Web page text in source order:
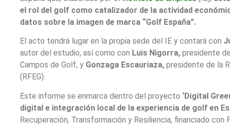
el rol del golf como catalizador de la actividad
datos sobre la imagen de marca “Golf España”.
El acto tendrá lugar en la propia sede del IE y contará con
autor del estudio, así como con Luis Nigorra, presidente
Campos de Golf, y Gonzaga Escauriaza, presidente de la
(RFEG).
Este informe se enmarca dentro del proyecto ‘Digital
digital e integración local de la experiencia de golf en
Recuperación, Transformación y Resiliencia, financiado con